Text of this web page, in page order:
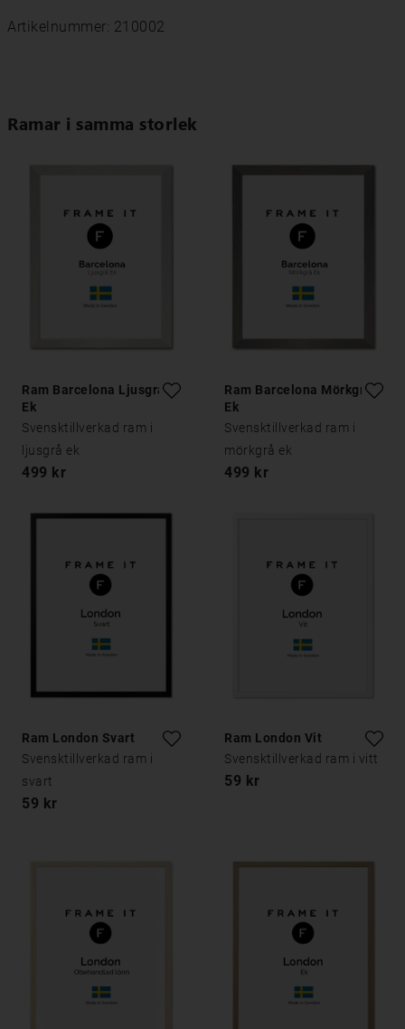
Artikelnummer: 210002
Ramar i samma storlek
Ram Barcelona Ljusgrå
Ek
Svensktillverkad ram i
ljusgrå ek
499 kr
Ram Barcelona Mörkgrå
Ek
Svensktillverkad ram i
mörkgrå ek
499 kr
Ram London Svart
Svensktillverkad ram i
svart
59 kr
Ram London Vit
Svensktillverkad ram i vitt
59 kr